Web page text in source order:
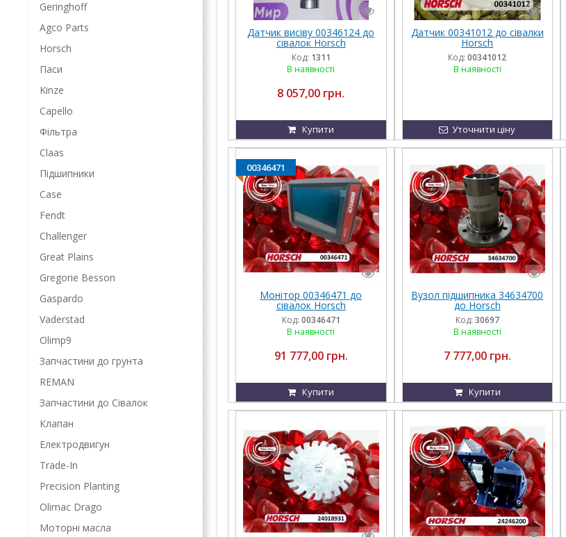
Датчик висіву 00346124 до
сівалок Horsch
Код: 1311
В наявності
8 057,00 грн.
Купити
Датчик 00341012 до сівалки
Horsch
Код: 00341012
В наявності
Уточнити ціну
00346471
Монітор 00346471 до
сівалок Horsch
Код: 00346471
В наявності
91 777,00 грн.
Купити
Вузол підшипника 34634700
до Horsch
Код: 30697
В наявності
7 777,00 грн.
Купити
Geringhoff
Agco Parts
Horsch
Паси
Kinze
Capello
Фільтра
Claas
Підшипники
Case
Fendt
Challenger
Great Plains
Gregorie Besson
Gaspardo
Vaderstad
Olimp9
Запчастини до грунта
REMAN
Запчастини до Сівалок
Клапан
Електродвигун
Trade-In
Precision Planting
Olimac Drago
Моторні масла